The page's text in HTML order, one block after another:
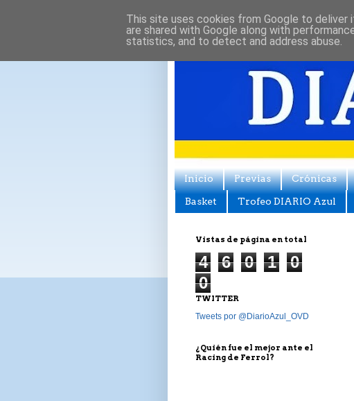
Inicio Previas Crónicas
Basket Trofeo DIARIO Azul
Vistas de página en total
4 6 0 1
0
0
TWITTER
Tweets por @DiarioAzul_OVD
¿Quién fue el mejor ante el
Racing de Ferrol?
This site uses cookies from Google to deliver
are shared with Google along with
statistics, and to detect and address abuse.